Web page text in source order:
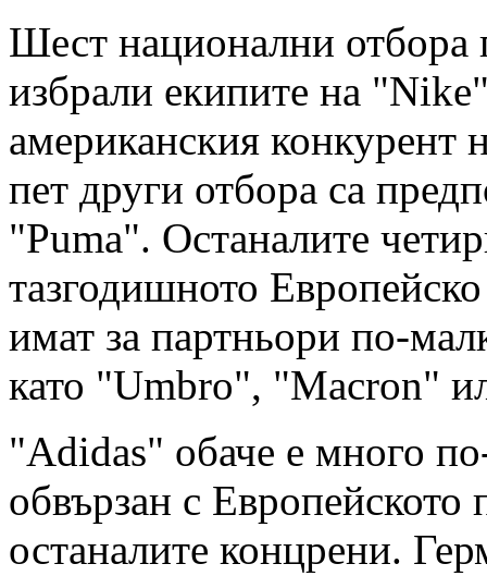
Шест национални отбора
избрали екипите на
американския
пет други отбора са
"Puma". Останалите
тазгодишното
имат за партньори по-
като "Umbro", "Мacron"
"Adidas" обаче е много
обвързан с Европейското
останалите концрени.